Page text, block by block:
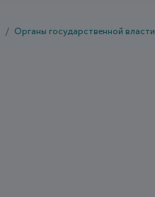
Органы государственной власти